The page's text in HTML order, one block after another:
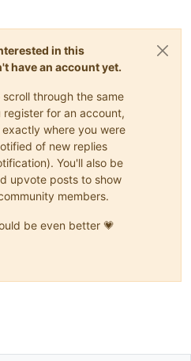
in this
have an account yet.
through the same
register for an account,
where you were
of new replies
You'll also be
upvote posts to show
members.
be even better 💗